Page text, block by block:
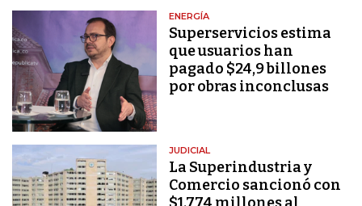
ENERGÍA
Superservicios estima
que usuarios han
pagado $24,9 billones
por obras inconclusas
JUDICIAL
La Superindustria y
Comercio sancionó con
$1.774 millones al